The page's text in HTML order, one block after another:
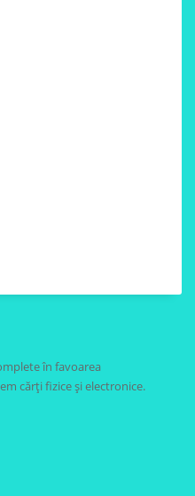
în favoarea
cărți fizice și electronice.